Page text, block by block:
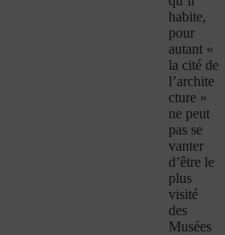
habite,
pour
autant «
la cité de
l’archite
cture »
ne peut
pas se
vanter
d’être le
plus
visité
des
Musées